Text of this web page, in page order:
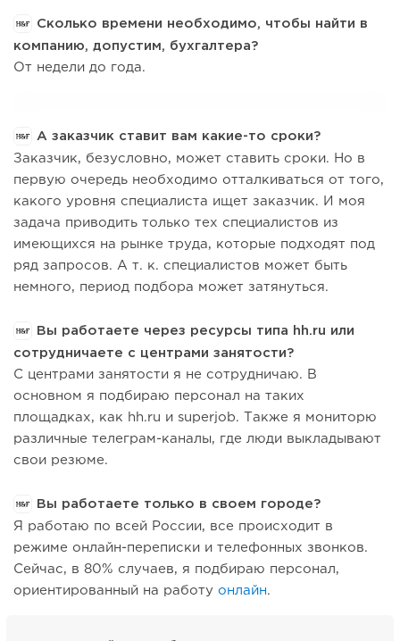
Сколько времени необходимо, чтобы найти в
компанию, допустим, бухгалтера?
От недели до года.
А заказчик ставит вам какие-то сроки?
Заказчик, безусловно, может ставить сроки. Но в
первую очередь необходимо отталкиваться от того,
какого уровня специалиста ищет заказчик. И моя
задача приводить только тех специалистов из
имеющихся на рынке труда, которые подходят под
ряд запросов. А т. к. специалистов может быть
немного, период подбора может затянуться.
Вы работаете через ресурсы типа hh.ru или
сотрудничаете с центрами занятости?
С центрами занятости я не сотрудничаю. В
основном я подбираю персонал на таких
площадках, как hh.ru и superjob. Также я мониторю
различные телеграм-каналы, где люди выкладывают
свои резюме.
Вы работаете только в своем городе?
Я работаю по всей России, все происходит в
режиме онлайн-переписки и телефонных звонков.
Сейчас, в 80% случаев, я подбираю персонал,
ориентированный на работу онлайн.